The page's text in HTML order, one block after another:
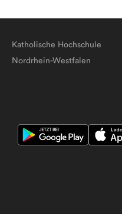
Katholische Hochschule
Nordrhein-Westfalen